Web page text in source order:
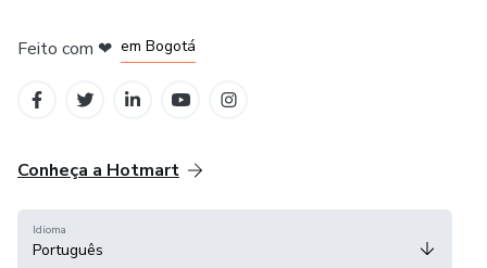
Feito com ❤ em Bogotá
Conheça a Hotmart
Idioma
Português